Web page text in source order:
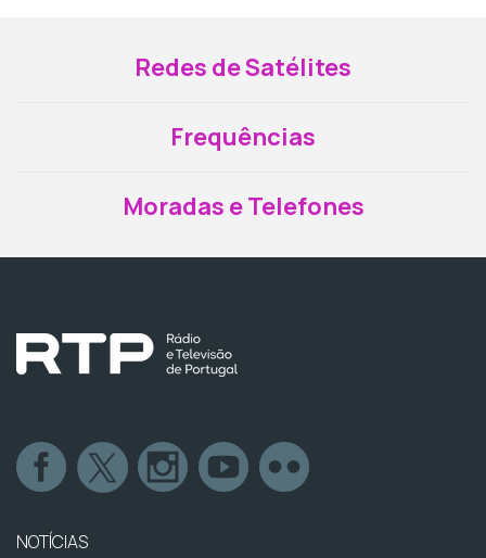
Redes de Satélites
Frequências
Moradas e Telefones
NOTÍCIAS